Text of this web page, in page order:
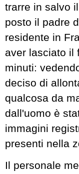
trarre in salvo
posto il padre
residente in
aver lasciato il
minuti:
deciso di
qualcosa da
dall'uomo è
immagini
presenti nella
Il personale